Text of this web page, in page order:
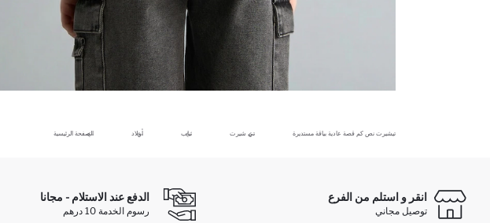
الصفحة الرئيسية أولاد ثياب تي شيرت تيشيرت نص كم قصة عادية بياقة مستديرة
انقر و استلم من الفرع
توصيل مجاني
الدفع عند الاستلام - مجانا
رسوم الخدمة 10 درهم